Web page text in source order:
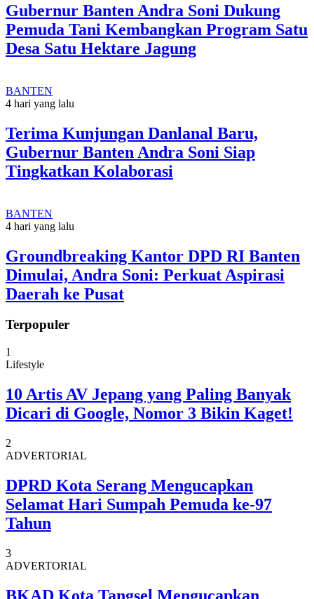
Gubernur Banten Andra Soni Dukung
Pemuda Tani Kembangkan Program Satu
Desa Satu Hektare Jagung
BANTEN
4 hari yang lalu
Terima Kunjungan Danlanal Baru,
Gubernur Banten Andra Soni Siap
Tingkatkan Kolaborasi
BANTEN
4 hari yang lalu
Groundbreaking Kantor DPD RI Banten
Dimulai, Andra Soni: Perkuat Aspirasi
Daerah ke Pusat
Terpopuler
1
Lifestyle
10 Artis AV Jepang yang Paling Banyak
Dicari di Google, Nomor 3 Bikin Kaget!
2
ADVERTORIAL
DPRD Kota Serang Mengucapkan
Selamat Hari Sumpah Pemuda ke-97
Tahun
3
ADVERTORIAL
BKAD Kota Tangsel Mengucapkan